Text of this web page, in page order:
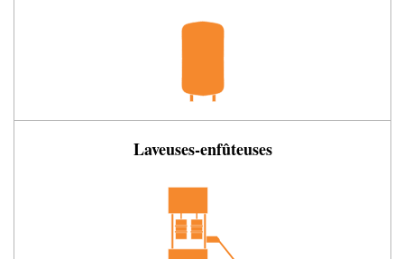
Laveuses-enfûteuses